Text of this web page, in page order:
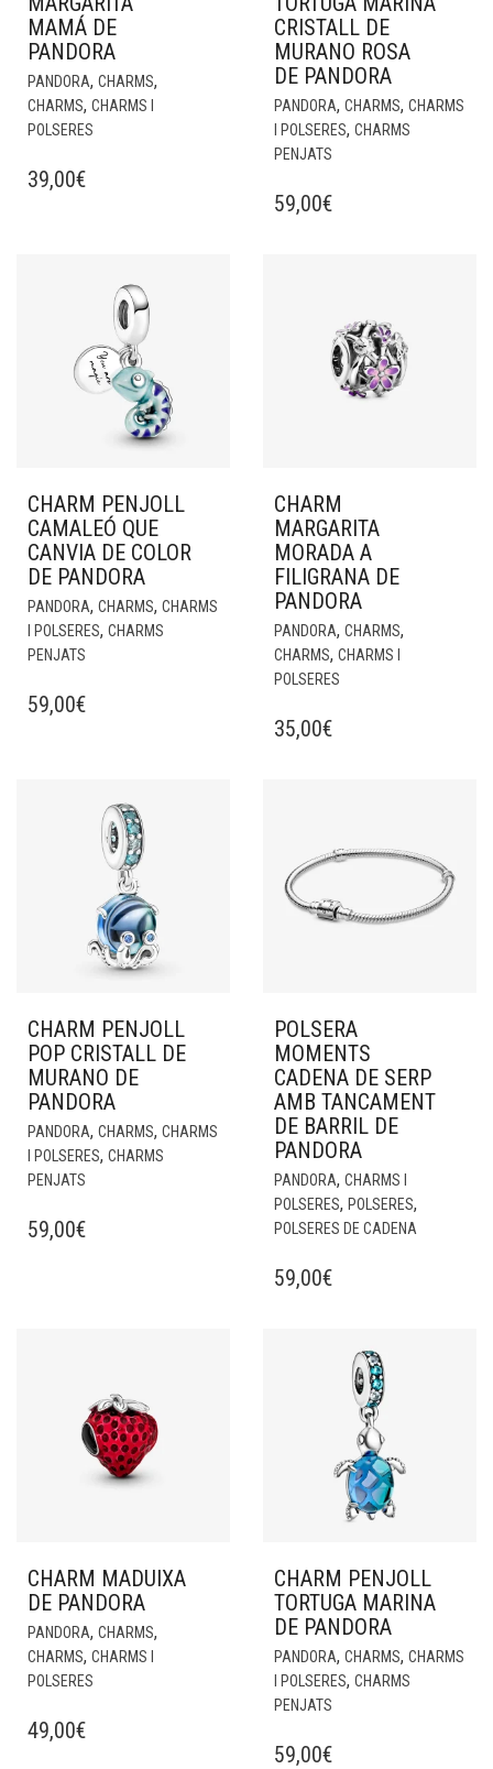
MAMÁ DE
PANDORA
PANDORA, CHARMS,
CHARMS, CHARMS I
POLSERES
39,00€
CRISTALL DE
MURANO ROSA
DE PANDORA
PANDORA, CHARMS, CHARMS
I POLSERES, CHARMS
PENJATS
59,00€
CHARM PENJOLL
CAMALEÓ QUE
CANVIA DE COLOR
DE PANDORA
PANDORA, CHARMS, CHARMS
I POLSERES, CHARMS
PENJATS
59,00€
CHARM
MARGARITA
MORADA A
FILIGRANA DE
PANDORA
PANDORA, CHARMS,
CHARMS, CHARMS I
POLSERES
35,00€
CHARM PENJOLL
POP CRISTALL DE
MURANO DE
PANDORA
PANDORA, CHARMS, CHARMS
I POLSERES, CHARMS
PENJATS
59,00€
POLSERA
MOMENTS
CADENA DE SERP
AMB TANCAMENT
DE BARRIL DE
PANDORA
PANDORA, CHARMS I
POLSERES, POLSERES,
POLSERES DE CADENA
59,00€
CHARM MADUIXA
DE PANDORA
PANDORA, CHARMS,
CHARMS, CHARMS I
POLSERES
49,00€
CHARM PENJOLL
TORTUGA MARINA
DE PANDORA
PANDORA, CHARMS, CHARMS
I POLSERES, CHARMS
PENJATS
59,00€